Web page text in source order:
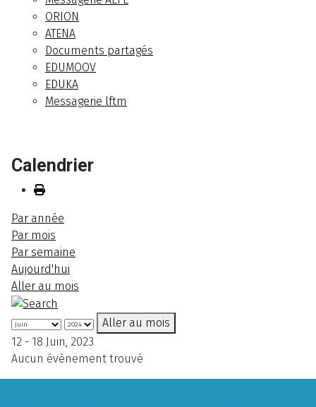
ORION
ATENA
Documents partagés
EDUMOOV
EDUKA
Messagerie lftm
Calendrier
Par année
Par mois
Par semaine
Aujourd'hui
Aller au mois
Aller au mois
12 - 18 Juin, 2023
Aucun évènement trouvé